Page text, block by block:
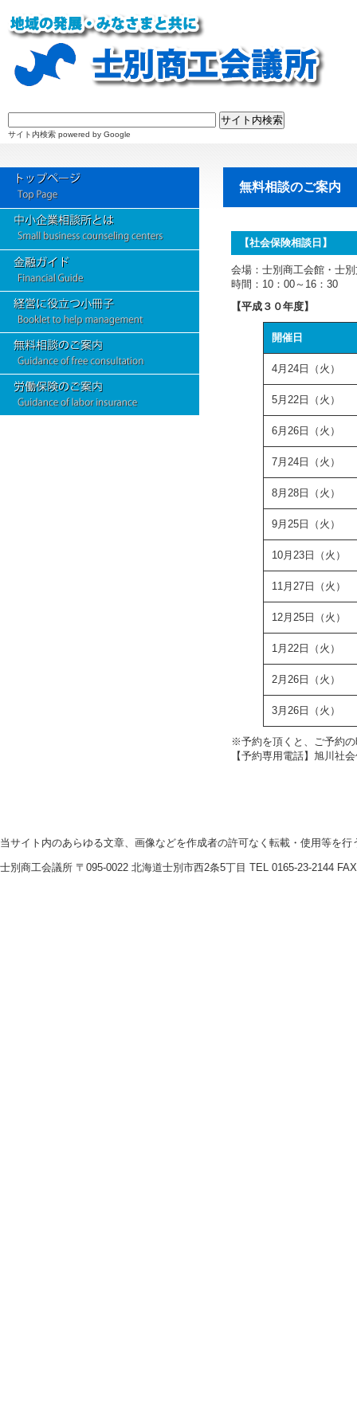
サイト内検索 powered by Google
無料相談のご案内
【社会保険相談日】
会場：士別商工会館・士
時間：10：00～16：30
【平成３０年度】
開催日
4月24日（火）
5月22日（火）
6月26日（火）
7月24日（火）
8月28日（火）
9月25日（火）
10月23日（火）
11月27日（火）
12月25日（火）
1月22日（火）
2月26日（火）
3月26日（火）
※予約を頂くと、ご予約
【予約専用電話】旭川社
当サイト内のあらゆる文章、画像などを作成者の許可なく転載・使用等を
士別商工会議所 〒095-0022 北海道士別市西2条5丁目 TEL 0165-23-2144